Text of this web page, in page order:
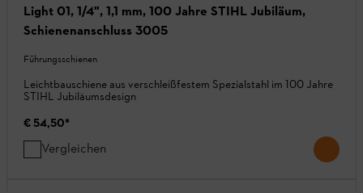
Light 01, 1/4", 1,1 mm, 100 Jahre STIHL Jubiläum,
Schienenanschluss 3005
Führungsschienen
Leichtbauschiene aus verschleißfestem Spezialstahl im 100 Jahre
STIHL Jubiläumsdesign
€ 54,50*
Vergleichen